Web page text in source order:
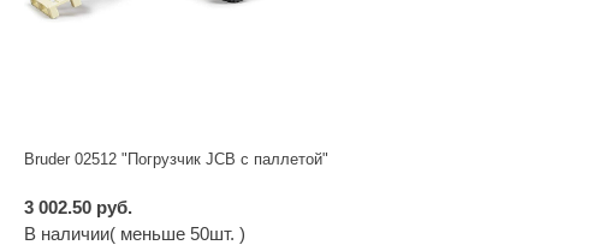
Bruder 02512 "Погрузчик JCB с паллетой"
3 002.50 руб.
В наличии( меньше 50шт. )